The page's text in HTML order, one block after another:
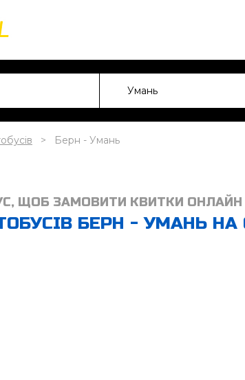
Берн - Умань
ЩОБ ЗАМОВИТИ КВИТКИ ОНЛАЙН
БЕРН - УМАНЬ НА